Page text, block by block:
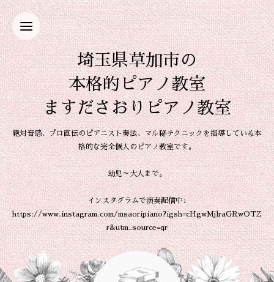
埼玉県草加市の
本格的ピアノ教室
ますださおりピアノ教室
絶対音感、プロ直伝のピアニスト奏法、マル秘テクニックを指導している本
格的な完全個人のピアノ教室です。
幼児～大人まで。
インスタグラムで演奏配信中↓
https://www.instagram.com/msaoripiano?igsh=cHgwMjlraGRwOTZ
r&utm_source=qr